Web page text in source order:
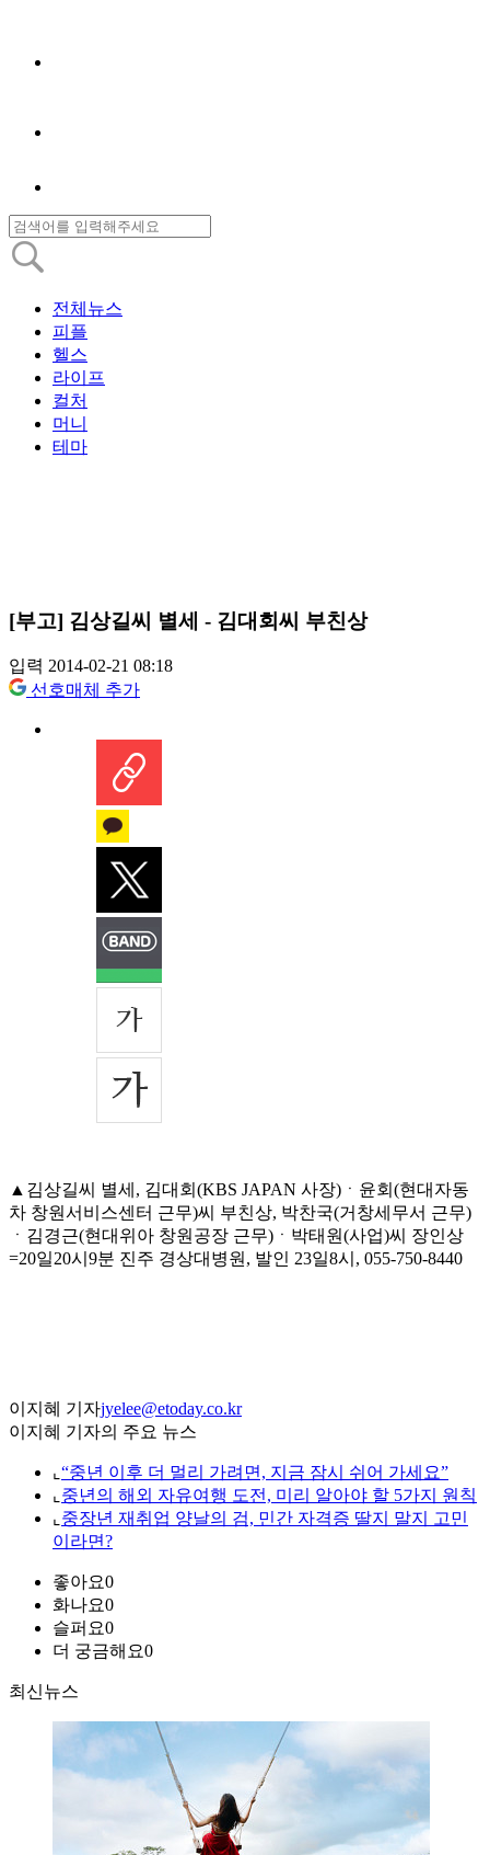
전체뉴스
피플
헬스
라이프
컬처
머니
테마
[부고] 김상길씨 별세 - 김대회씨 부친상
입력 2014-02-21 08:18
선호매체 추가
▲김상길씨 별세, 김대회(KBS JAPAN 사장)ㆍ윤회(현대자동
차 창원서비스센터 근무)씨 부친상, 박찬국(거창세무서 근무)
ㆍ김경근(현대위아 창원공장 근무)ㆍ박태원(사업)씨 장인상
=20일20시9분 진주 경상대병원, 발인 23일8시, 055-750-8440
이지혜 기자jyelee@etoday.co.kr
이지혜 기자의 주요 뉴스
⌞ “중년 이후 더 멀리 가려면, 지금 잠시 쉬어 가세요”
⌞ 중년의 해외 자유여행 도전, 미리 알아야 할 5가지 원칙
⌞ 중장년 재취업 양날의 검, 민간 자격증 딸지 말지 고민
이라면?
좋아요0
화나요0
슬퍼요0
더 궁금해요0
최신뉴스